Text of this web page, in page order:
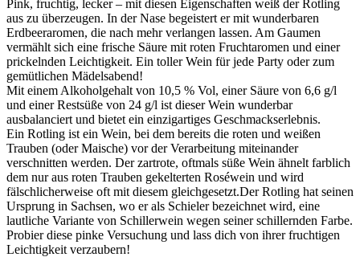
Pink, fruchtig, lecker – mit diesen Eigenschaften weiß der Rotling
aus zu überzeugen. In der Nase begeistert er mit wunderbaren
Erdbeeraromen, die nach mehr verlangen lassen. Am Gaumen
vermählt sich eine frische Säure mit roten Fruchtaromen und einer
prickelnden Leichtigkeit. Ein toller Wein für jede Party oder zum
gemütlichen Mädelsabend!
Mit einem Alkoholgehalt von 10,5 % Vol, einer Säure von 6,6 g/l
und einer Restsüße von 24 g/l ist dieser Wein wunderbar
ausbalanciert und bietet ein einzigartiges Geschmackserlebnis.
Ein Rotling ist ein Wein, bei dem bereits die roten und weißen
Trauben (oder Maische) vor der Verarbeitung miteinander
verschnitten werden. Der zartrote, oftmals süße Wein ähnelt farblich
dem nur aus roten Trauben gekelterten Roséwein und wird
fälschlicherweise oft mit diesem gleichgesetzt.Der Rotling hat seinen
Ursprung in Sachsen, wo er als Schieler bezeichnet wird, eine
lautliche Variante von Schillerwein wegen seiner schillernden Farbe.
Probier diese pinke Versuchung und lass dich von ihrer fruchtigen
Leichtigkeit verzaubern!